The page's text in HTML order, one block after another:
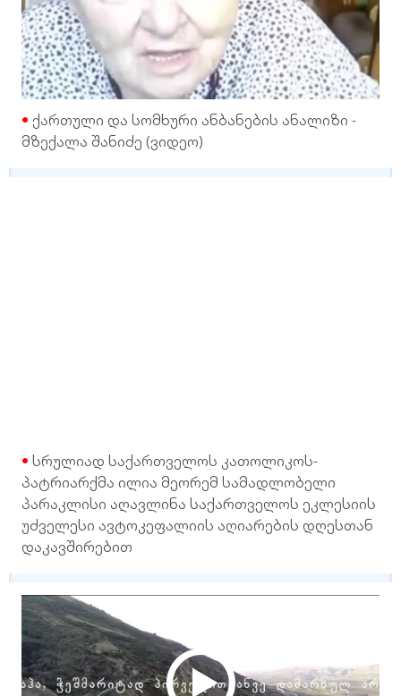
ქართული და სომხური ანბანების ანალიზი -
მზექალა შანიძე (ვიდეო)
სრულიად საქართველოს კათოლიკოს-
პატრიარქმა ილია მეორემ სამადლობელი
პარაკლისი აღავლინა საქართველოს ეკლესიის
უძველესი ავტოკეფალიის აღიარების დღესთან
დაკავშირებით